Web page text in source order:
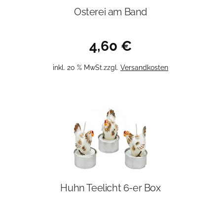
Osterei am Band
4,60 €
inkl. 20 % MwSt.zzgl. Versandkosten
Huhn Teelicht 6-er Box